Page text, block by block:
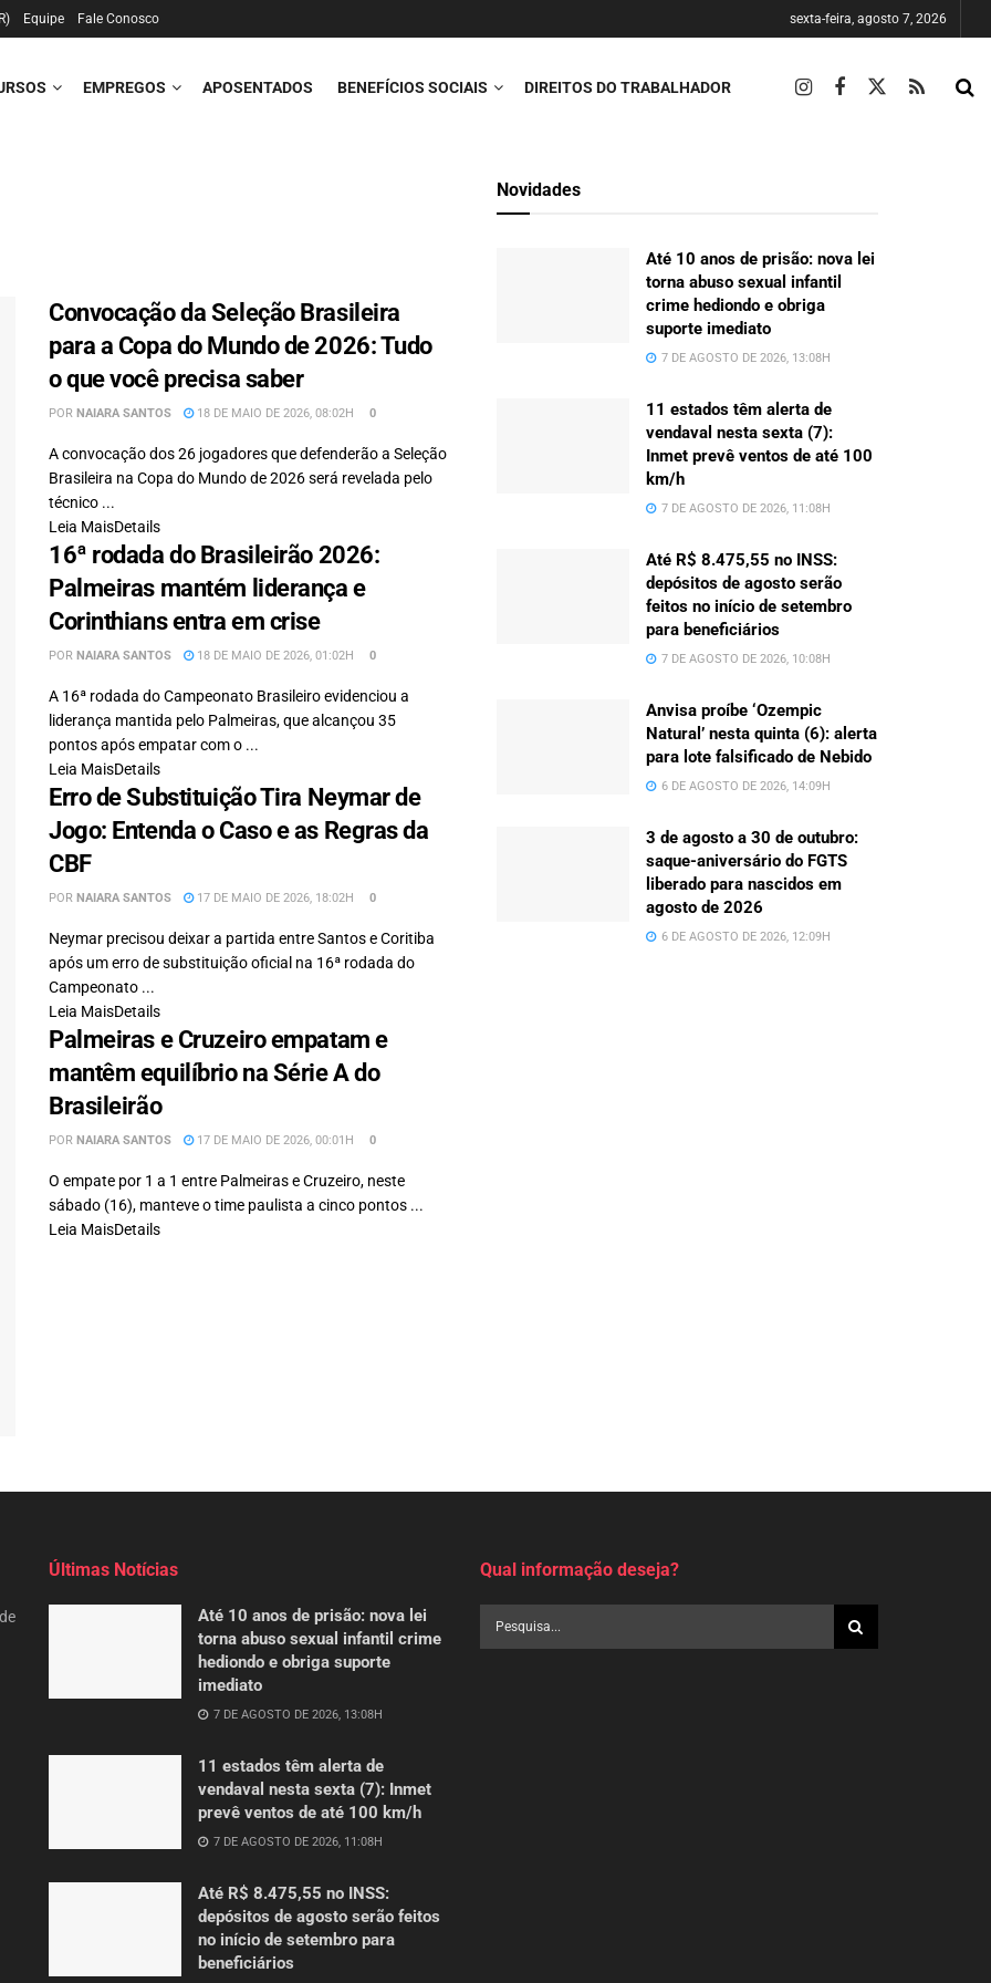
Equipe Fale Conosco sexta-feira, agosto 7, 2026
EMPREGOS APOSENTADOS BENEFÍCIOS SOCIAIS DIREITOS DO TRABALHADOR
Convocação da Seleção Brasileira
para a Copa do Mundo de 2026: Tudo
o que você precisa saber
POR NAIARA SANTOS 18 DE MAIO DE 2026, 08:02H 0
A convocação dos 26 jogadores que defenderão a Seleção
Brasileira na Copa do Mundo de 2026 será revelada pelo
técnico ...
Leia MaisDetails
16ª rodada do Brasileirão 2026:
Palmeiras mantém liderança e
Corinthians entra em crise
POR NAIARA SANTOS 18 DE MAIO DE 2026, 01:02H 0
A 16ª rodada do Campeonato Brasileiro evidenciou a
liderança mantida pelo Palmeiras, que alcançou 35
pontos após empatar com o ...
Leia MaisDetails
Erro de Substituição Tira Neymar de
Jogo: Entenda o Caso e as Regras da
CBF
POR NAIARA SANTOS 17 DE MAIO DE 2026, 18:02H 0
Neymar precisou deixar a partida entre Santos e Coritiba
após um erro de substituição oficial na 16ª rodada do
Campeonato ...
Leia MaisDetails
Palmeiras e Cruzeiro empatam e
mantêm equilíbrio na Série A do
Brasileirão
POR NAIARA SANTOS 17 DE MAIO DE 2026, 00:01H 0
O empate por 1 a 1 entre Palmeiras e Cruzeiro, neste
sábado (16), manteve o time paulista a cinco pontos ...
Leia MaisDetails
Novidades
Até 10 anos de prisão: nova lei
torna abuso sexual infantil
crime hediondo e obriga
suporte imediato
7 DE AGOSTO DE 2026, 13:08H
11 estados têm alerta de
vendaval nesta sexta (7):
Inmet prevê ventos de até 100
km/h
7 DE AGOSTO DE 2026, 11:08H
Até R$ 8.475,55 no INSS:
depósitos de agosto serão
feitos no início de setembro
para beneficiários
7 DE AGOSTO DE 2026, 10:08H
Anvisa proíbe ‘Ozempic
Natural’ nesta quinta (6): alerta
para lote falsificado de Nebido
6 DE AGOSTO DE 2026, 14:09H
3 de agosto a 30 de outubro:
saque-aniversário do FGTS
liberado para nascidos em
agosto de 2026
6 DE AGOSTO DE 2026, 12:09H
Últimas Notícias
Até 10 anos de prisão: nova lei
torna abuso sexual infantil crime
hediondo e obriga suporte
imediato
7 DE AGOSTO DE 2026, 13:08H
11 estados têm alerta de
vendaval nesta sexta (7): Inmet
prevê ventos de até 100 km/h
7 DE AGOSTO DE 2026, 11:08H
Até R$ 8.475,55 no INSS:
depósitos de agosto serão feitos
no início de setembro para
beneficiários
Qual informação deseja?